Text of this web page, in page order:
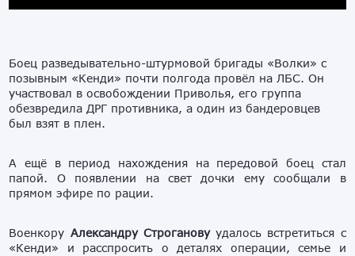
Боец разведывательно-штурмовой бригады «Волки» с
позывным «Кенди» почти полгода провёл на ЛБС. Он
участвовал в освобождении Приволья, его группа
обезвредила ДРГ противника, а один из бандеровцев
был взят в плен.
А ещё в период нахождения на передовой боец стал
папой. О появлении на свет дочки ему сообщали в
прямом эфире по рации.
Военкору Александру Строгановуудалось встретиться с
«Кенди» и расспросить о деталях операции, семье и